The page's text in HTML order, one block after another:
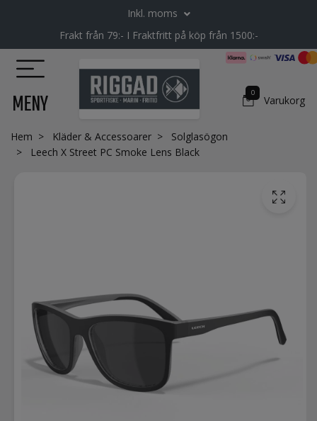
Inkl. moms
Frakt från 79:- I Fraktfritt på köp från 1500:-
MENY 0
Varukorg
Hem Kläder & Accessoarer
Solglasögon
Leech X Street PC Smoke Lens Black